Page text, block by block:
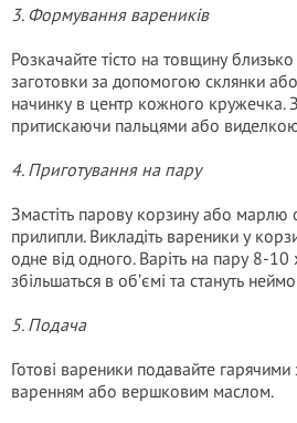
3. Формування вареників
Розкачайте тісто на товщину
заготовки за допомогою склянки
начинку в центр кожного кружечка.
притискаючи пальцями або
4. Приготування на пару
Змастіть парову корзину або
прилипли. Викладіть вареники у
одне від одного. Варіть на пару 8-
збільшаться в об’ємі та стануть
5. Подача
Готові вареники подавайте
варенням або вершковим маслом.